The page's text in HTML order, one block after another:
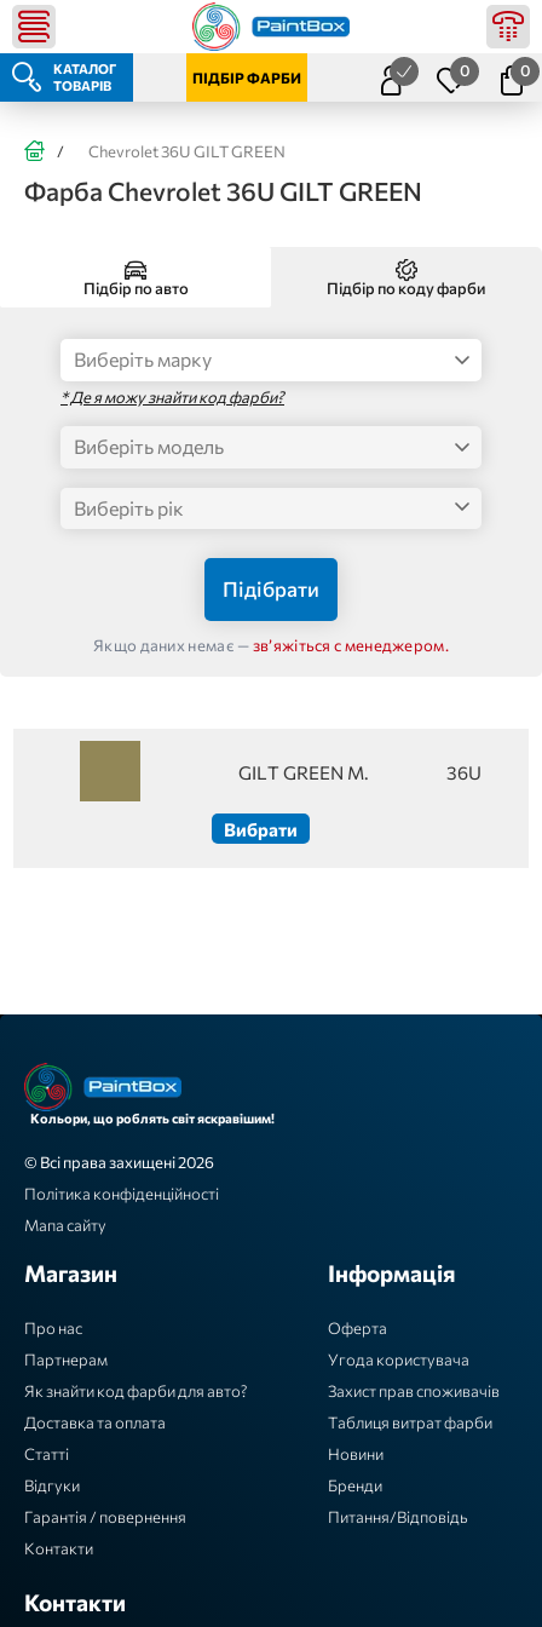
КАТАЛОГ
ТОВАРІВ
ПІДБІР ФАРБИ 0 0
/ Chevrolet 36U GILT GREEN
Фарба Chevrolet 36U GILT GREEN
Підбір по авто Підбір по коду фарби
* Де я можу знайти код фарби?
Підібрати
Якщо даних немає —звʼяжіться с менеджером.
GILT GREEN M. 36U
Вибрати
Кольори, що роблять світ яскравішим!
© Всі права захищені 2026
Політика конфіденційності
Мапа сайту
Магазин
Про нас
Партнерам
Як знайти код фарби для авто?
Доставка та оплата
Статті
Відгуки
Гарантія / повернення
Контакти
Інформація
Оферта
Угода користувача
Захист прав споживачів
Таблиця витрат фарби
Новини
Бренди
Питання/Відповідь
Контакти